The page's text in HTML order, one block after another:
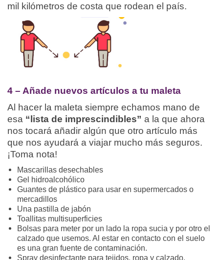
mil kilómetros de costa que rodean el país.
4 – Añade nuevos artículos a tu maleta
Al hacer la maleta siempre echamos mano de
esa “lista de imprescindibles” a la que ahora
nos tocará añadir algún que otro artículo más
que nos ayudará a viajar mucho más seguros.
¡Toma nota!
Mascarillas desechables
Gel hidroalcohólico
Guantes de plástico para usar en supermercados o
mercadillos
Una pastilla de jabón
Toallitas multisuperficies
Bolsas para meter por un lado la ropa sucia y por otro el
calzado que usemos. Al estar en contacto con el suelo
es una gran fuente de contaminación.
Spray desinfectante para tejidos, ropa y calzado.